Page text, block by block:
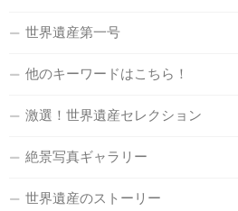
世界遺産第一号
他のキーワードはこちら！
激選！世界遺産セレクション
絶景写真ギャラリー
世界遺産のストーリー